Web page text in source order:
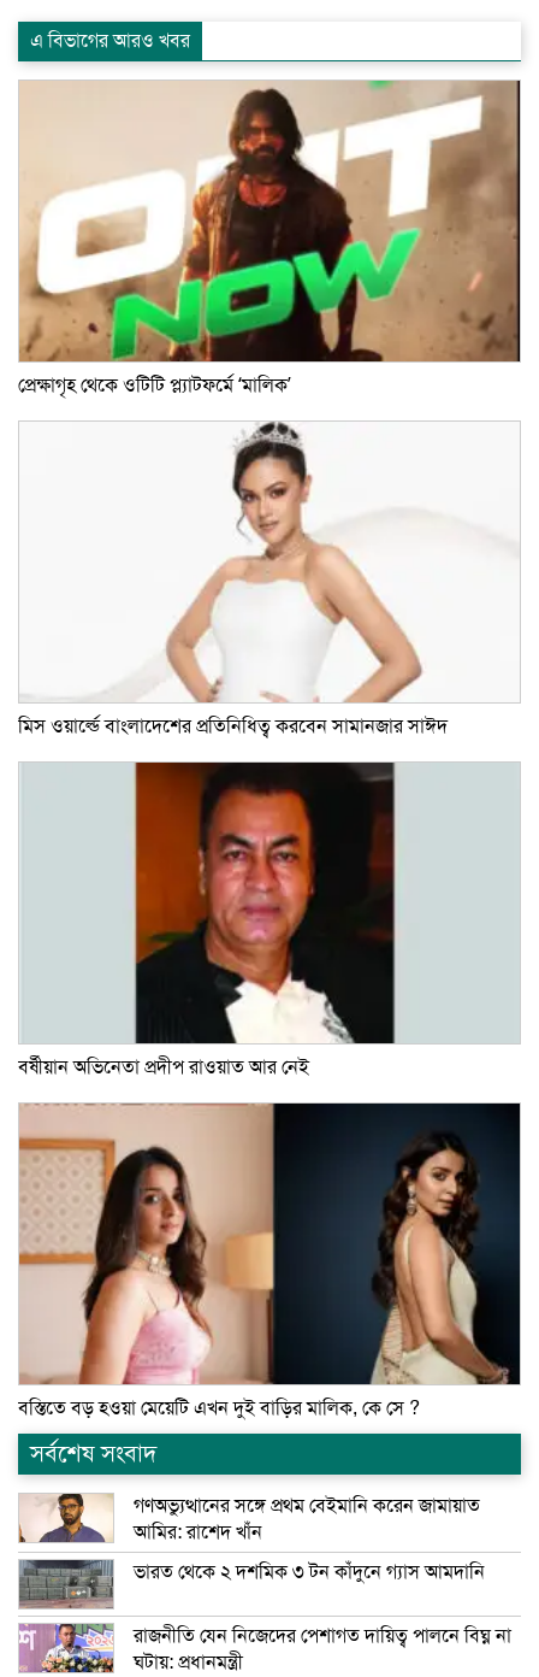
এ বিভাগের আরও খবর
প্রেক্ষাগৃহ থেকে ওটিটি প্ল্যাটফর্মে ‘মালিক’
মিস ওয়ার্ল্ডে বাংলাদেশের প্রতিনিধিত্ব করবেন সামানজার সাঈদ
বর্ষীয়ান অভিনেতা প্রদীপ রাওয়াত আর নেই
বস্তিতে বড় হওয়া মেয়েটি এখন দুই বাড়ির মালিক, কে সে ?
সর্বশেষ সংবাদ
গণঅভ্যুত্থানের সঙ্গে প্রথম বেইমানি করেন জামায়াত
আমির: রাশেদ খাঁন
ভারত থেকে ২ দশমিক ৩ টন কাঁদুনে গ্যাস আমদানি
রাজনীতি যেন নিজেদের পেশাগত দায়িত্ব পালনে বিঘ্ন না
ঘটায়: প্রধানমন্ত্রী